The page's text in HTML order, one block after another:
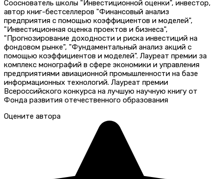
Сооснователь школы "Инвестиционной оценки", инвестор,
автор книг-бестселлеров "Финансовый анализ
предприятия с помощью коэффициентов и моделей",
"Инвестиционная оценка проектов и бизнеса",
"Прогнозирование доходности и риска инвестиций на
фондовом рынке", "Фундаментальный анализ акций с
помощью коэффициентов и моделей". Лауреат премии за
комплекс монографий в сфере экономики и управления
предприятиями авиационной промышленности на базе
информационных технологий. Лауреат премии
Всероссийского конкурса на лучшую научную книгу от
Фонда развития отечественного образования
Оцените автора